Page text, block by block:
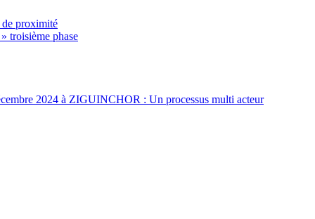
proximité
troisième phase
2024 à ZIGUINCHOR : Un processus multi acteur